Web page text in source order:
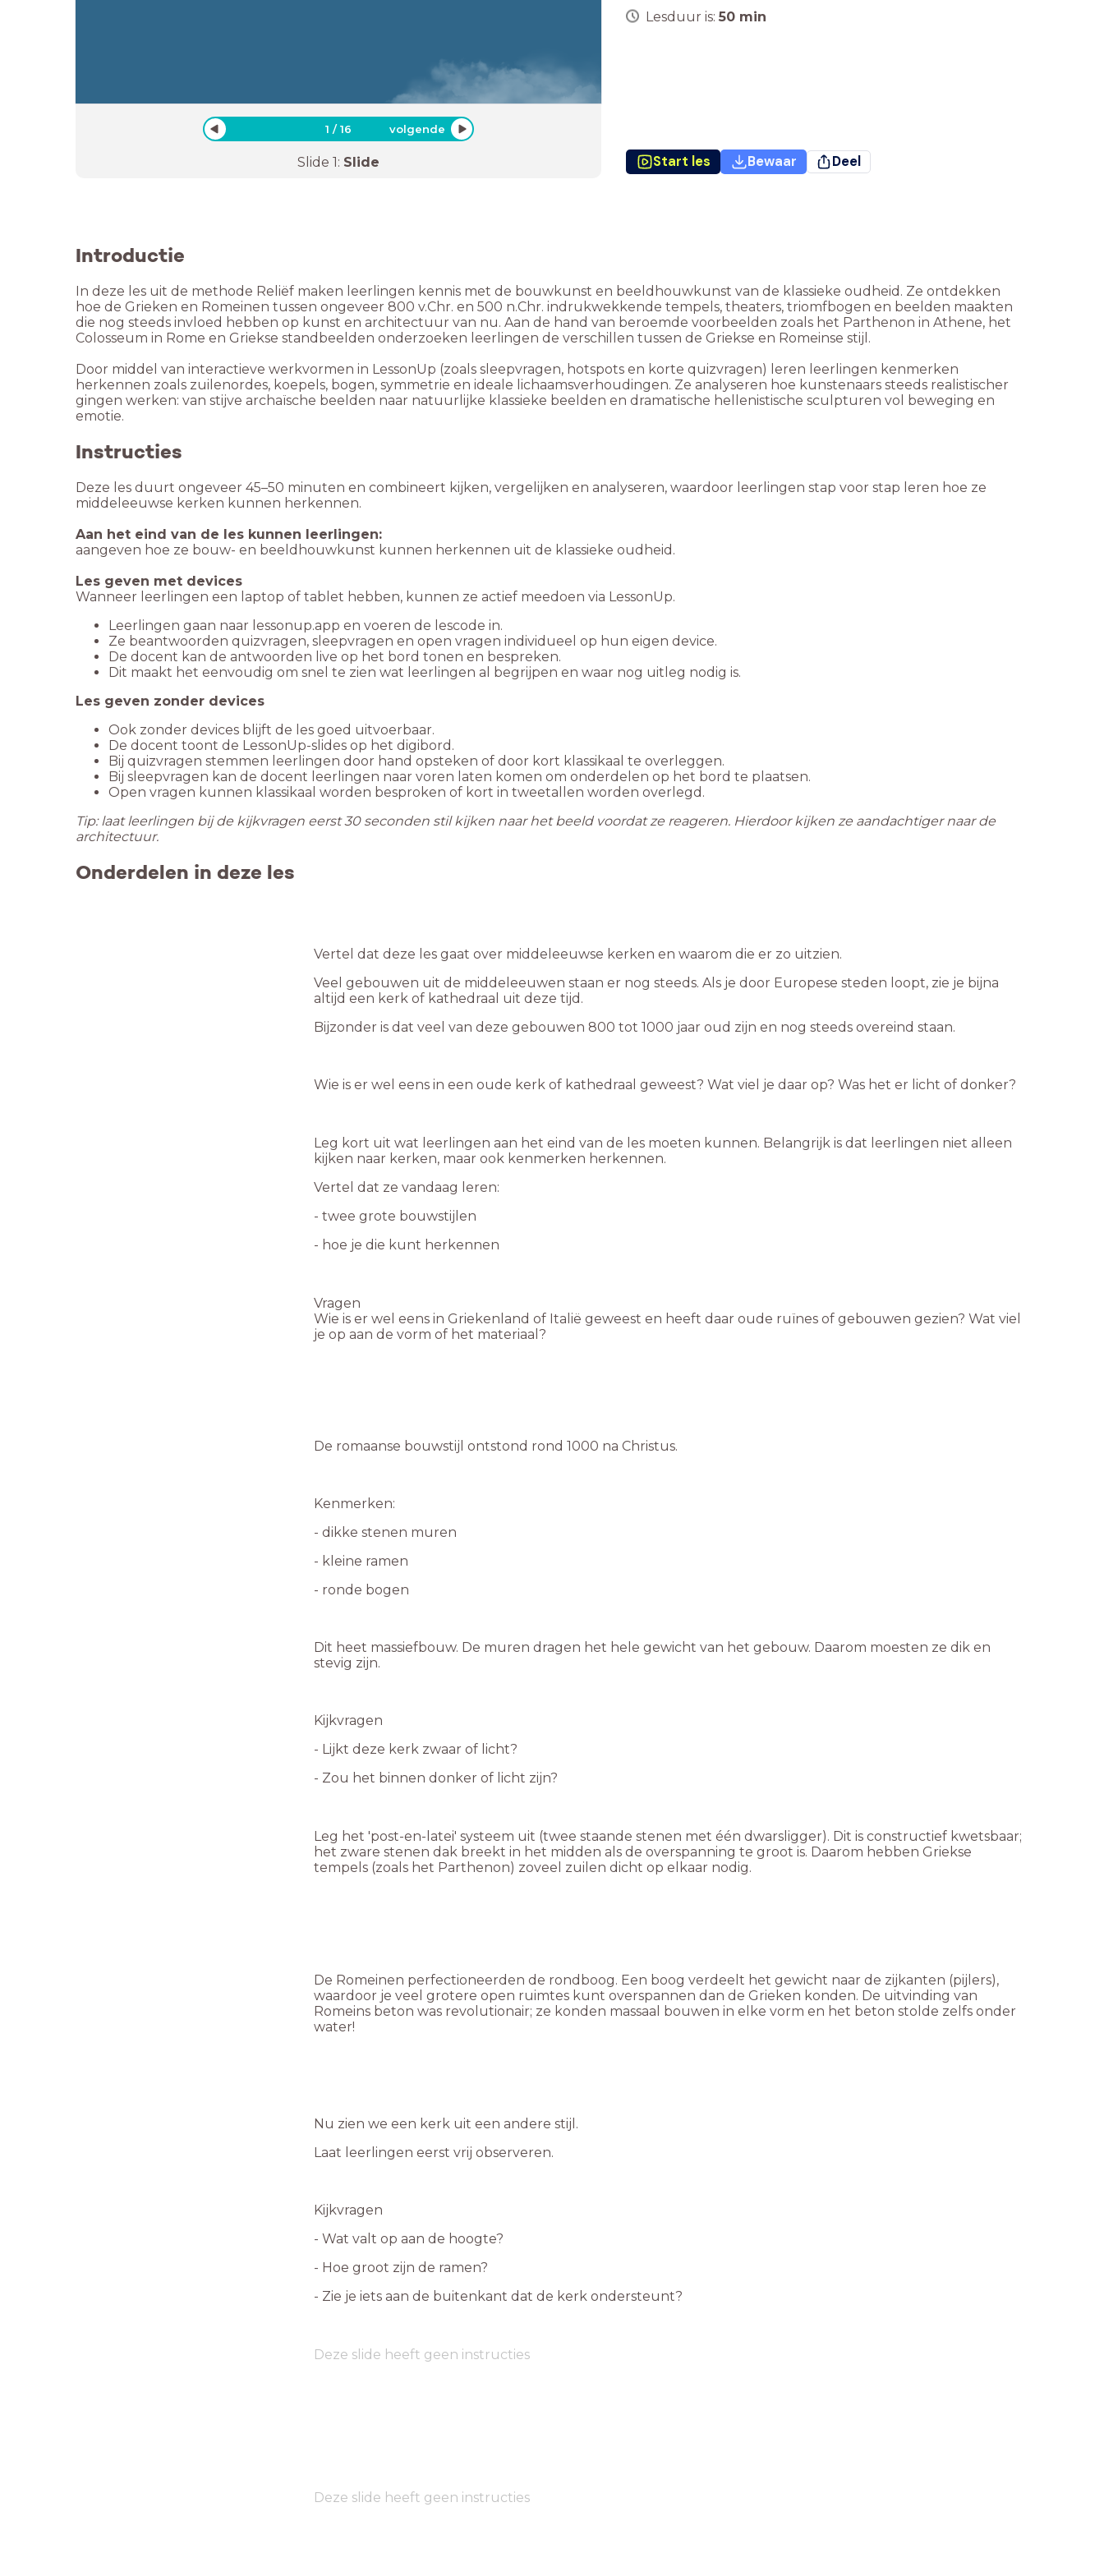
1 /16 volgende
Slide 1: Slide
Lesduur is: 50 min
Start les Bewaar Deel
Introductie
In deze les uit de methode Reliëf maken leerlingen kennis met de bouwkunst en beeldhouwkunst van de klassieke oudheid. Ze ontdekken
hoe de Grieken en Romeinen tussen ongeveer 800 v.Chr. en 500 n.Chr. indrukwekkende tempels, theaters, triomfbogen en beelden maakten
die nog steeds invloed hebben op kunst en architectuur van nu. Aan de hand van beroemde voorbeelden zoals het Parthenon in Athene, het
Colosseum in Rome en Griekse standbeelden onderzoeken leerlingen de verschillen tussen de Griekse en Romeinse stijl.
Door middel van interactieve werkvormen in LessonUp (zoals sleepvragen, hotspots en korte quizvragen) leren leerlingen kenmerken
herkennen zoals zuilenordes, koepels, bogen, symmetrie en ideale lichaamsverhoudingen. Ze analyseren hoe kunstenaars steeds realistischer
gingen werken: van stijve archaïsche beelden naar natuurlijke klassieke beelden en dramatische hellenistische sculpturen vol beweging en
emotie.
Instructies
Deze les duurt ongeveer 45–50 minuten en combineert kijken, vergelijken en analyseren, waardoor leerlingen stap voor stap leren hoe ze
middeleeuwse kerken kunnen herkennen.
Aan het eind van de les kunnen leerlingen:
aangeven hoe ze bouw- en beeldhouwkunst kunnen herkennen uit de klassieke oudheid.
Les geven met devices
Wanneer leerlingen een laptop of tablet hebben, kunnen ze actief meedoen via LessonUp.
Leerlingen gaan naar lessonup.app en voeren de lescode in.
Ze beantwoorden quizvragen, sleepvragen en open vragen individueel op hun eigen device.
De docent kan de antwoorden live op het bord tonen en bespreken.
Dit maakt het eenvoudig om snel te zien wat leerlingen al begrijpen en waar nog uitleg nodig is.
Les geven zonder devices
Ook zonder devices blijft de les goed uitvoerbaar.
De docent toont de LessonUp-slides op het digibord.
Bij quizvragen stemmen leerlingen door hand opsteken of door kort klassikaal te overleggen.
Bij sleepvragen kan de docent leerlingen naar voren laten komen om onderdelen op het bord te plaatsen.
Open vragen kunnen klassikaal worden besproken of kort in tweetallen worden overlegd.
Tip: laat leerlingen bij de kijkvragen eerst 30 seconden stil kijken naar het beeld voordat ze reageren. Hierdoor kijken ze aandachtiger naar de
architectuur.
Onderdelen in deze les
Vertel dat deze les gaat over middeleeuwse kerken en waarom die er zo uitzien.
Veel gebouwen uit de middeleeuwen staan er nog steeds. Als je door Europese steden loopt, zie je bijna
altijd een kerk of kathedraal uit deze tijd.
Bijzonder is dat veel van deze gebouwen 800 tot 1000 jaar oud zijn en nog steeds overeind staan.
Wie is er wel eens in een oude kerk of kathedraal geweest? Wat viel je daar op? Was het er licht of donker?
Leg kort uit wat leerlingen aan het eind van de les moeten kunnen. Belangrijk is dat leerlingen niet alleen
kijken naar kerken, maar ook kenmerken herkennen.
Vertel dat ze vandaag leren:
- twee grote bouwstijlen
- hoe je die kunt herkennen
Vragen
Wie is er wel eens in Griekenland of Italië geweest en heeft daar oude ruïnes of gebouwen gezien? Wat viel
je op aan de vorm of het materiaal?
De romaanse bouwstijl ontstond rond 1000 na Christus.
Kenmerken:
- dikke stenen muren
- kleine ramen
- ronde bogen
Dit heet massiefbouw. De muren dragen het hele gewicht van het gebouw. Daarom moesten ze dik en
stevig zijn.
Kijkvragen
- Lijkt deze kerk zwaar of licht?
- Zou het binnen donker of licht zijn?
Leg het 'post-en-latei' systeem uit (twee staande stenen met één dwarsligger). Dit is constructief kwetsbaar;
het zware stenen dak breekt in het midden als de overspanning te groot is. Daarom hebben Griekse
tempels (zoals het Parthenon) zoveel zuilen dicht op elkaar nodig.
De Romeinen perfectioneerden de rondboog. Een boog verdeelt het gewicht naar de zijkanten (pijlers),
waardoor je veel grotere open ruimtes kunt overspannen dan de Grieken konden. De uitvinding van
Romeins beton was revolutionair; ze konden massaal bouwen in elke vorm en het beton stolde zelfs onder
water!
Nu zien we een kerk uit een andere stijl.
Laat leerlingen eerst vrij observeren.
Kijkvragen
- Wat valt op aan de hoogte?
- Hoe groot zijn de ramen?
- Zie je iets aan de buitenkant dat de kerk ondersteunt?
Deze slide heeft geen instructies
Deze slide heeft geen instructies